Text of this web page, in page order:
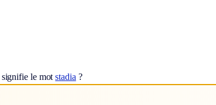
signifie le motstadia ?